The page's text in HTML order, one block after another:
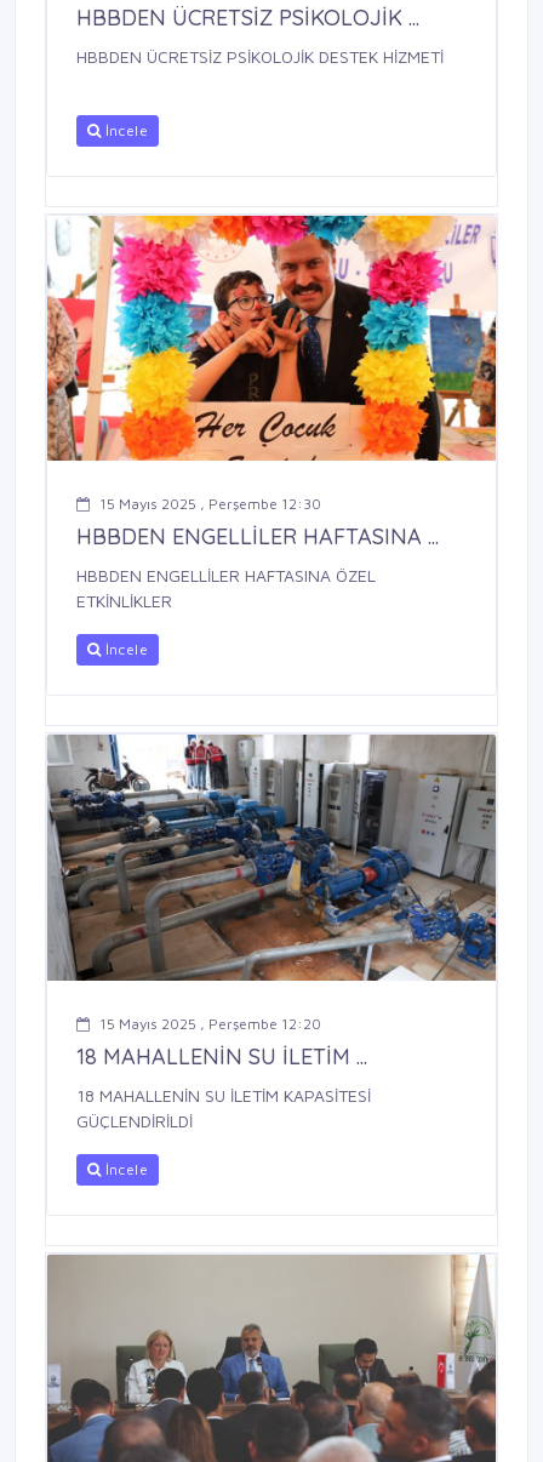
HBBDEN ÜCRETSİZ PSİKOLOJİK ...
HBBDEN ÜCRETSİZ PSİKOLOJİK DESTEK HİZMETİ
İncele
15 Mayıs 2025 , Perşembe 12:30
HBBDEN ENGELLİLER HAFTASINA ...
HBBDEN ENGELLİLER HAFTASINA ÖZEL
ETKİNLİKLER
İncele
15 Mayıs 2025 , Perşembe 12:20
18 MAHALLENİN SU İLETİM ...
18 MAHALLENİN SU İLETİM KAPASİTESİ
GÜÇLENDİRİLDİ
İncele